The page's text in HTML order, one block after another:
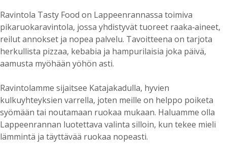
Ravintola Tasty Food on Lappeenrannassa toimiva
pikaruokaravintola, jossa yhdistyvät tuoreet raaka‑aineet,
reilut annokset ja nopea palvelu. Tavoitteena on tarjota
herkullista pizzaa, kebabia ja hampurilaisia joka päivä,
aamusta myöhään yöhön asti.
Ravintolamme sijaitsee Katajakadulla, hyvien
kulkuyhteyksien varrella, joten meille on helppo poiketa
syömään tai noutamaan ruokaa mukaan. Haluamme olla
Lappeenrannan luotettava valinta silloin, kun tekee mieli
lämmintä ja täyttävää ruokaa nopeasti.